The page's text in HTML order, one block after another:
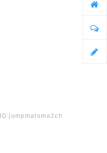
ID:jumpmatome2ch